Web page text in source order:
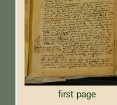
first page